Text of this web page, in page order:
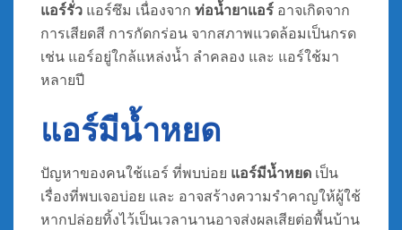
แอร์รั่ว แอร์ซึม เนื่องจาก ท่อน้ำยาแอร์ อาจเกิดจาก
การเสียดสี การกัดกร่อน จากสภาพแวดล้อมเป็นกรด
เช่น แอร์อยู่ใกล้แหล่งน้ำ ลำคลอง และ แอร์ใช้มา
หลายปี
แอร์มีน้ำหยด
ปัญหาของคนใช้แอร์ ที่พบบ่อย แอร์มีน้ำหยด เป็น
เรื่องที่พบเจอบ่อย และ อาจสร้างความรำคาญให้ผู้ใช้
หากปล่อยทิ้งไว้เป็นเวลานานอาจส่งผลเสียต่อพื้นบ้าน